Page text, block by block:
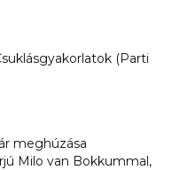
(Parti
meghúzása
Milo van Bokkummal,